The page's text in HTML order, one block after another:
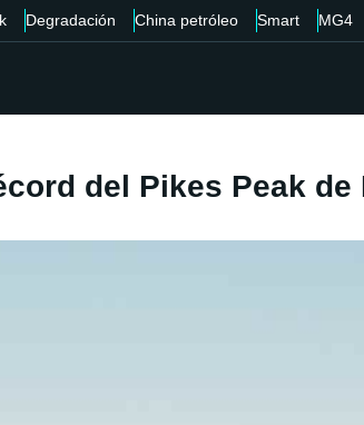
Degradación China petróleo Smart MG4
del Pikes Peak